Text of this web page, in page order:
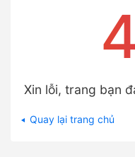
Xin lỗi, trang bạn
Quay lại trang chủ